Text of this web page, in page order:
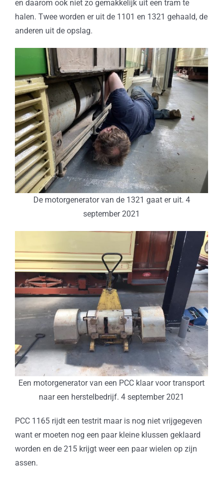
en daarom ook niet zo gemakkelijk uit een tram te
halen. Twee worden er uit de 1101 en 1321 gehaald, de
anderen uit de opslag.
De motorgenerator van de 1321 gaat er uit. 4
september 2021
Een motorgenerator van een PCC klaar voor transport
naar een herstelbedrijf. 4 september 2021
PCC 1165 rijdt een testrit maar is nog niet vrijgegeven
want er moeten nog een paar kleine klussen geklaard
worden en de 215 krijgt weer een paar wielen op zijn
assen.